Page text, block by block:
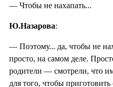
— Чтобы не нахапать...
Ю.Назарова:
— Поэтому... да, чтобы не
просто, на самом деле.
родители — смотрели, что
для того, чтобы